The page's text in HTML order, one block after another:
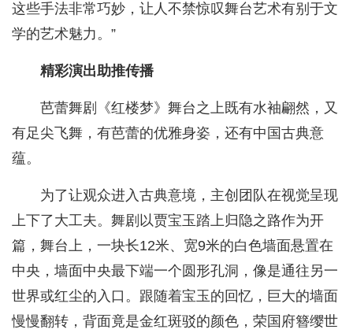
这些手法非常巧妙，让人不禁惊叹舞台艺术有别于文
学的艺术魅力。”
精彩演出助推传播
芭蕾舞剧《红楼梦》舞台之上既有水袖翩然，又
有足尖飞舞，有芭蕾的优雅身姿，还有中国古典意
蕴。
为了让观众进入古典意境，主创团队在视觉呈现
上下了大工夫。舞剧以贾宝玉踏上归隐之路作为开
篇，舞台上，一块长12米、宽9米的白色墙面悬置在
中央，墙面中央最下端一个圆形孔洞，像是通往另一
世界或红尘的入口。跟随着宝玉的回忆，巨大的墙面
慢慢翻转，背面竟是金红斑驳的颜色，荣国府簪缨世